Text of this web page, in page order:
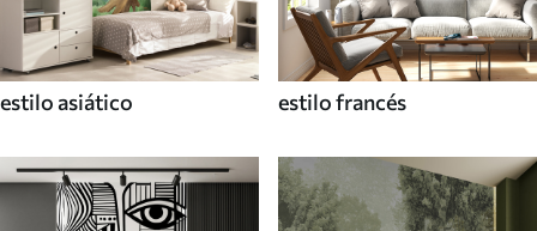
estilo asiático estilo francés